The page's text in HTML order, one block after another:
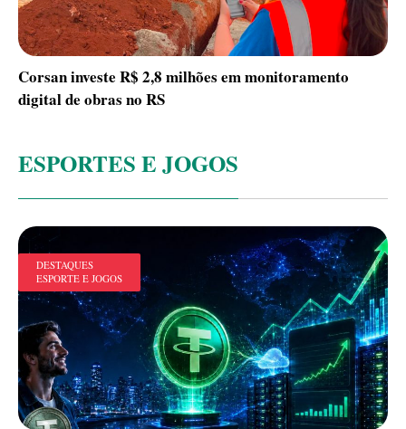
Corsan investe R$ 2,8 milhões em monitoramento
digital de obras no RS
ESPORTES E JOGOS
DESTAQUES
ESPORTE E JOGOS